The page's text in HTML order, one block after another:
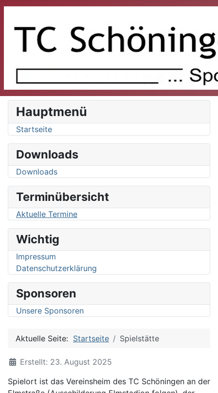
Hauptmenü
Startseite
Downloads
Downloads
Terminübersicht
Aktuelle Termine
Wichtig
Impressum
Datenschutzerklärung
Sponsoren
Unsere Sponsoren
Aktuelle Seite: Startseite Spielstätte
DetailsErstellt: 23. August 2025
Spielort ist das Vereinsheim des TC Schöningen an der